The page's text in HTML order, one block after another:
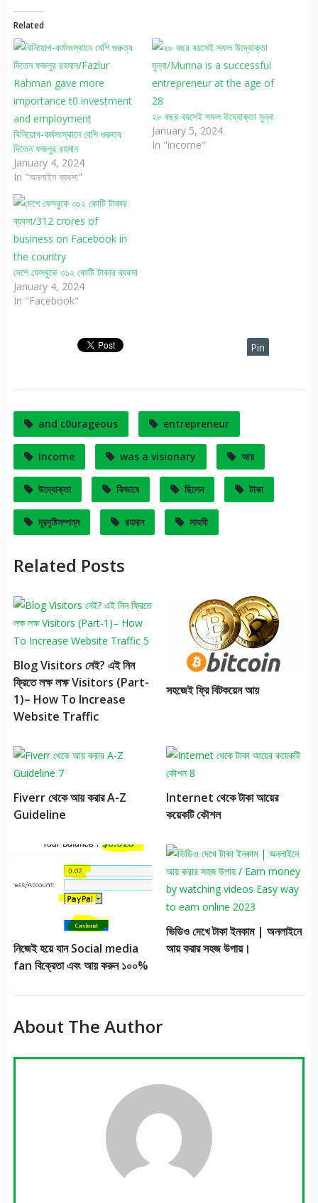
Related
বিনিয়োগ-কর্মসংস্থানে বেশি গুরুত্ব
দিতেন ফজলুর রহমান
January 4, 2024
In "অনলাইন ব্যবসা"
২৮ বছর বয়সেই সফল উদ্যোক্তা মুন্না
January 5, 2024
In "income"
দেশে ফেসবুকে ৩১২ কোটি টাকার ব্যবসা
January 4, 2024
In "Facebook"
Pin
and c0urageous entrepreneur
Income was a visionary আয়
উদ্যোক্তা কিভাবে ছিলেন টাকা
দূরদৃষ্টিসম্পন্ন রহমান সাহসী
Related Posts
Blog Visitors নেই? এই নিন
ফ্রিতে লক্ষ লক্ষ Visitors (Part-
1)– How To Increase
Website Traffic
সহজেই ফ্রি বিটকয়েন আয়
Fiverr থেকে আয় করার A-Z
Guideline
Internet থেকে টাকা আয়ের
কয়েকটি কৌশল
নিজেই হয়ে যান Social media
fan বিক্রেতা এবং আয় করুন ১০০%
ভিডিও দেখে টাকা ইনকাম | অনলাইনে
আয় করার সহজ উপায়।
About The Author